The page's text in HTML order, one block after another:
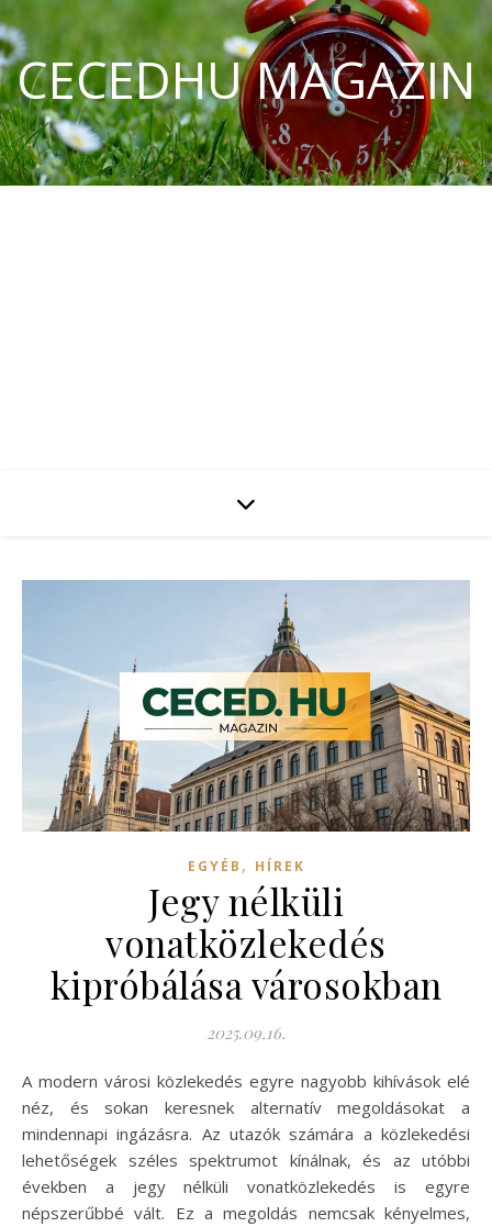
CECEDHU MAGAZIN
EGYÉB , HÍREK
Jegy nélküli
vonatközlekedés
kipróbálása városokban
2025.09.16.
A modern városi közlekedés egyre nagyobb kihívások elé
néz, és sokan keresnek alternatív megoldásokat a
mindennapi ingázásra. Az utazók számára a közlekedési
lehetőségek széles spektrumot kínálnak, és az utóbbi
években a jegy nélküli vonatközlekedés is egyre
népszerűbbé vált. Ez a megoldás nemcsak kényelmes,